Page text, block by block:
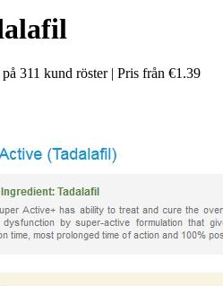
311 kund röster| Pris från €1.39